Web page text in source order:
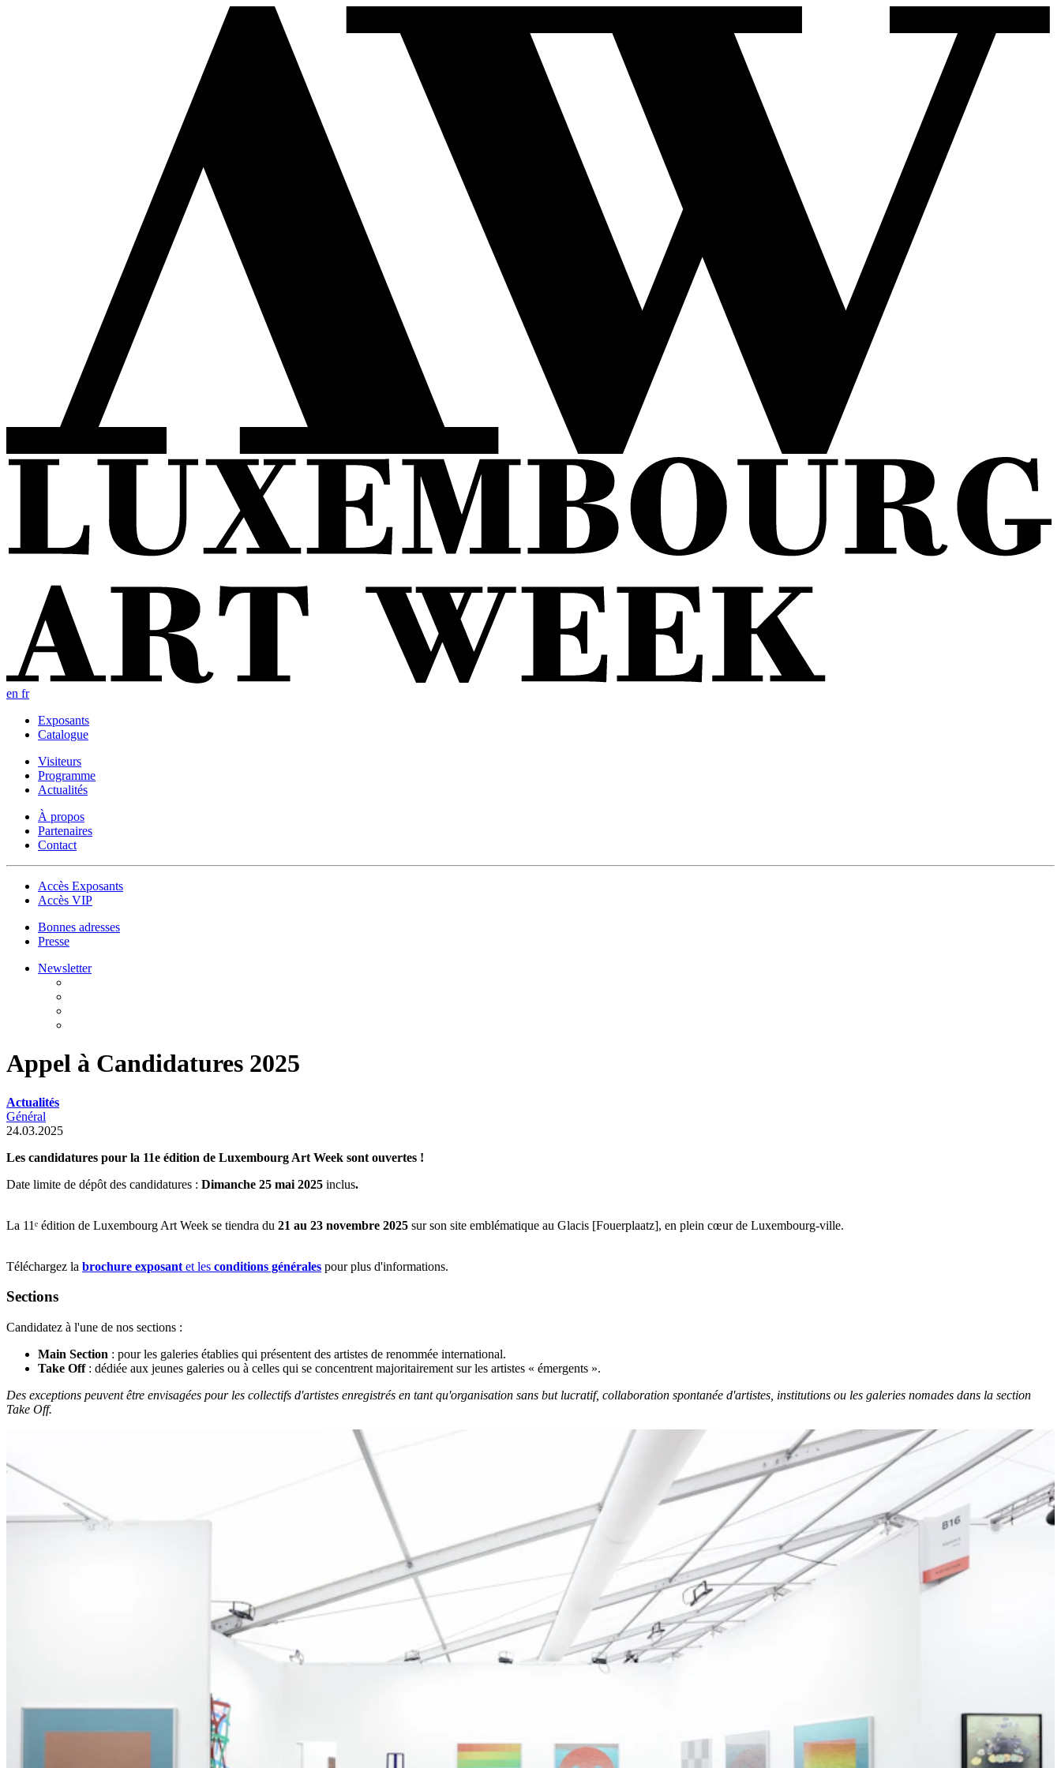
en fr
Exposants
Catalogue
Visiteurs
Programme
Actualités
À propos
Partenaires
Contact
Accès Exposants
Accès VIP
Bonnes adresses
Presse
Newsletter
Appel à Candidatures 2025
Actualités
Général
24.03.2025
Les candidatures pour la 11e édition de Luxembourg Art Week sont ouvertes !
Date limite de dépôt des candidatures : Dimanche 25 mai 2025 inclus.
La 11ᵉ édition de Luxembourg Art Week se tiendra du 21 au 23 novembre 2025 sur son site emblématique au Glacis [Fouerplaatz], en plein cœur de Luxembourg-ville.
Téléchargez la brochure exposant et les conditions générales pour plus d'informations.
Sections
Candidatez à l'une de nos sections :
Main Section : pour les galeries établies qui présentent des artistes de renommée international.
Take Off: dédiée aux jeunes galeries ou à celles qui se concentrent majoritairement sur les artistes « émergents ».
Des exceptions peuvent être envisagées pour les collectifs d'artistes enregistrés en tant qu'organisation sans but lucratif, collaboration spontanée d'artistes, institutions ou les galeries nomades dans la section
Take Off.